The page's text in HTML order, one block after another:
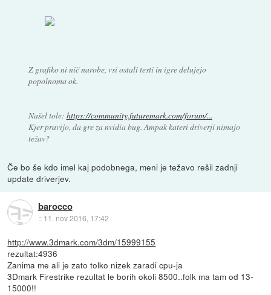
Z grafiko ni nič narobe, vsi ostali testi in igre delujejo
popolnoma ok.
Našel tole: https://community.futuremark.com/forum/...
Kjer pravijo, da gre za nvidia bug. Ampak kateri driverji nimajo
težav?
Če bo še kdo imel kaj podobnega, meni je težavo rešil zadnji
update driverjev.
barocco
:: 11. nov 2016, 17:42
http://www.3dmark.com/3dm/15999155
rezultat:4936
Zanima me ali je zato tolko nizek zaradi cpu-ja
3Dmark Firestrike rezultat le borih okoli 8500..folk ma tam od 13-
15000!!